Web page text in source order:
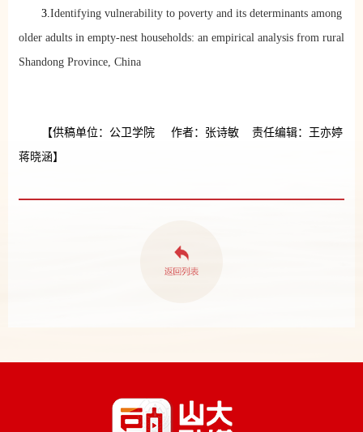
3.Identifying vulnerability to poverty and its determinants among
older adults in empty-nest households: an empirical analysis from rural
Shandong Province, China
【供稿单位：公卫学院 作者：张诗敏 责任编辑：王亦婷
蒋晓涵】